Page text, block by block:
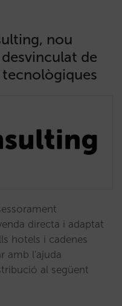
nou
de
directa i adaptat
hotels i cadenes
amb l'ajuda
al següent